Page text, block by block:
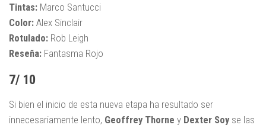
Tintas: Marco Santucci
Color: Alex Sinclair
Rotulado: Rob Leigh
Reseña: Fantasma Rojo
7/ 10
Si bien el inicio de esta nueva etapa ha resultado ser
innecesariamente lento, Geoffrey Thorne y Dexter Soy se las